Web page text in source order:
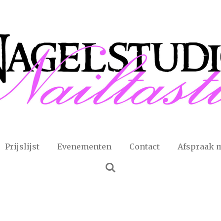
Prijslijst Evenementen Contact Afspraak